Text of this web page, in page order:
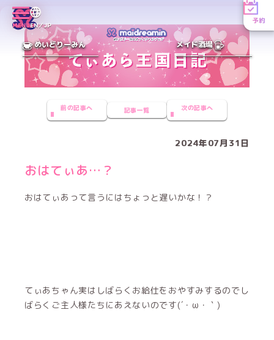
MENUEN／JP
予約
めいどりーみん メイド酒場
前の記事へ 記事一覧 次の記事へ
2024年07月31日
おはてぃあ…？
おはてぃあって言うにはちょっと遅いかな！？
てぃあちゃん実はしばらくお給仕をおやすみするのでし
ばらくご主人様たちにあえないのです(´・ω・｀)